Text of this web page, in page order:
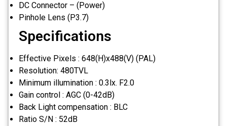
DC Connector – (Power)
Pinhole Lens (P3.7)
Specifications
Effective Pixels : 648(H)x488(V) (PAL)
Resolution: 480TVL
Minimum illumination : 0.3lx. F2.0
Gain control : AGC (0-42dB)
Back Light compensation : BLC
Ratio S/N : 52dB